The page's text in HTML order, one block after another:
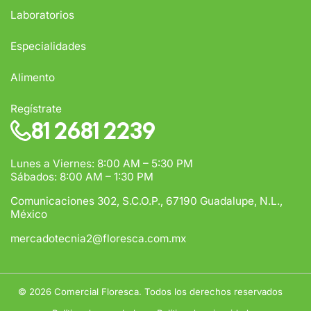
Laboratorios
Especialidades
Alimento
Regístrate
81 2681 2239
Lunes a Viernes: 8:00 AM – 5:30 PM
Sábados: 8:00 AM – 1:30 PM
Comunicaciones 302, S.C.O.P., 67190 Guadalupe, N.L.,
México
mercadotecnia2@floresca.com.mx
© 2026 Comercial Floresca. Todos los derechos reservados